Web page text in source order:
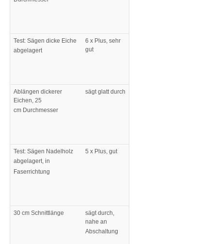
Test: Sägen dicke Eiche
abgelagert
6 x Plus, sehr
gut
Ablängen dickerer
Eichen, 25
cm Durchmesser
sägt glatt durch
Test: Sägen Nadelholz
abgelagert, in
Faserrichtung
5 x Plus, gut
30 cm Schnittlänge
sägt durch,
nahe an
Abschaltung